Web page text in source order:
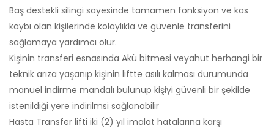
Baş destekli silingi sayesinde tamamen fonksiyon ve kas
kaybı olan kişilerinde kolaylıkla ve güvenle transferini
sağlamaya yardımcı olur.
Kişinin transferi esnasında Akü bitmesi veyahut herhangi bir
teknik arıza yaşanıp kişinin liftte asılı kalması durumunda
manuel indirme mandalı bulunup kişiyi güvenli bir şekilde
istenildiği yere indirilmsi sağlanabilir
Hasta Transfer lifti iki (2) yıl imalat hatalarına karşı